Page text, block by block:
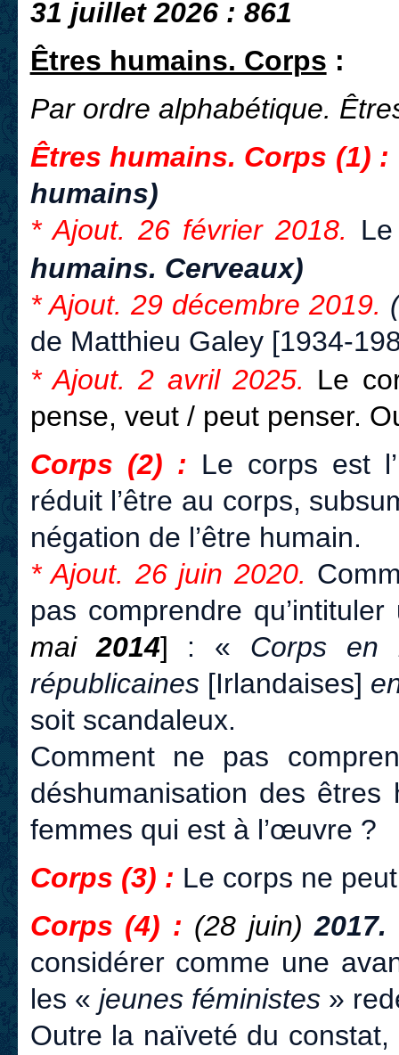
31 juillet2026 : 861
Êtres humains. Corps :
Par ordre alphabétique.
Êtres humains. Corps (1) :
humains)
* Ajout. 26 février 2018.
humains. Cerveaux)
* Ajout. 29 décembre 2019.
de Matthieu Galey [1934-
* Ajout. 2 avril 2025. Le
pense, veut / peut penser.
Corps (2) : Le corps est
réduit l’être au corps,
négation de l’être humain.
* Ajout. 26 juin 2020.
pas comprendre
mai2014] : « Corps en
républicaines[Irlandaises]
soit scandaleux.
Comment ne pas
déshumanisation des êtres
femmes qui est à l’œuvre ?
Corps (3) : Le corps ne
Corps (4) : (28 juin) 2017.
considérer comme une
les « jeunes féministes »
Outre la naïveté du